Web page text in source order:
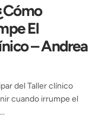
El
– Andrea
del Taller clínico
cuando irrumpe el